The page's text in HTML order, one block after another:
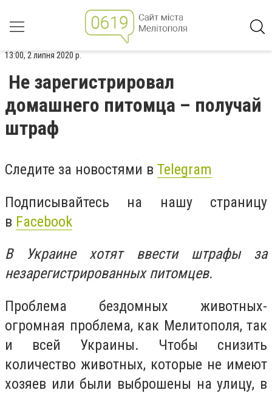
13:00, 2 липня 2020 р.
Не зарегистрировал
домашнего питомца – получай
штраф
Следите за новостями в Telegram
Подписывайтесь на нашу страницу
в Facebook
В Украине хотят ввести штрафы за
незарегистрированных питомцев.
Проблема бездомных животных-
огромная проблема, как Мелитополя, так
и всей Украины. Чтобы снизить
количество животных, которые не имеют
хозяев или были выброшены на улицу, в